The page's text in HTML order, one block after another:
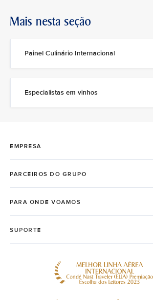
Mais nesta seção
Painel Culinário Internacional
Especialistas em vinhos